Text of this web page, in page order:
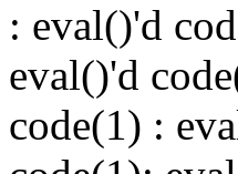
: eval()'d
eval()'d
code(1) :